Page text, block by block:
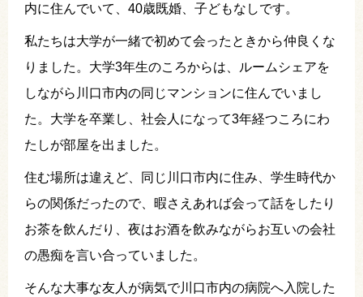
内に住んでいて、40歳既婚、子どもなしです。
私たちは大学が一緒で初めて会ったときから仲良くな
りました。大学3年生のころからは、ルームシェアを
しながら川口市内の同じマンションに住んでいまし
た。大学を卒業し、社会人になって3年経つころにわ
たしが部屋を出ました。
住む場所は違えど、同じ川口市内に住み、学生時代か
らの関係だったので、暇さえあれば会って話をしたり
お茶を飲んだり、夜はお酒を飲みながらお互いの会社
の愚痴を言い合っていました。
そんな大事な友人が病気で川口市内の病院へ入院した